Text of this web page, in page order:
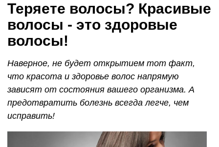
Теряете волосы? Красивые
волосы - это здоровые
волосы!
Наверное, не будет открытием тот факт,
что красота и здоровье волос напрямую
зависят от состояния вашего организма. А
предотвратить болезнь всегда легче, чем
исправить!